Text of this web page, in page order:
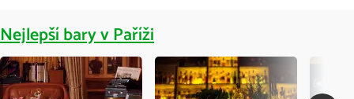
Nejlepší bary v Paříži